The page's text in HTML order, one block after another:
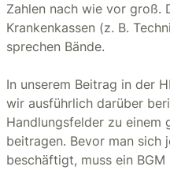
Zahlen nach wie vor groß.
Krankenkassen (z. B.
sprechen Bände.
In unserem Beitrag in der
wir ausführlich darüber
Handlungsfelder zu einem
beitragen. Bevor man sich
beschäftigt, muss ein